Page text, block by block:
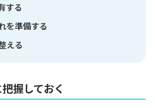
する
を準備する
える
握しておく